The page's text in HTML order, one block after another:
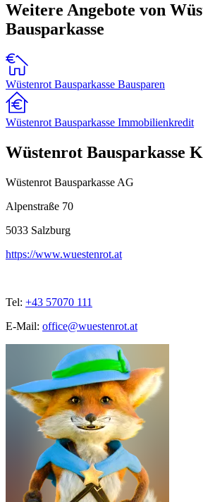
Weitere Angebote von
Bausparkasse
Wüstenrot Bausparkasse Bausparen
Wüstenrot Bausparkasse Immobilienkredit
Wüstenrot Bausparkasse
Wüstenrot Bausparkasse AG
Alpenstraße 70
5033 Salzburg
https://www.wuestenrot.at
Tel: +43 57070 111
E-Mail: office@wuestenrot.at